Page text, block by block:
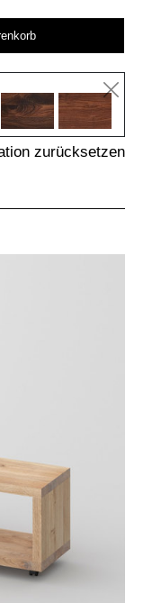
zurücksetzen